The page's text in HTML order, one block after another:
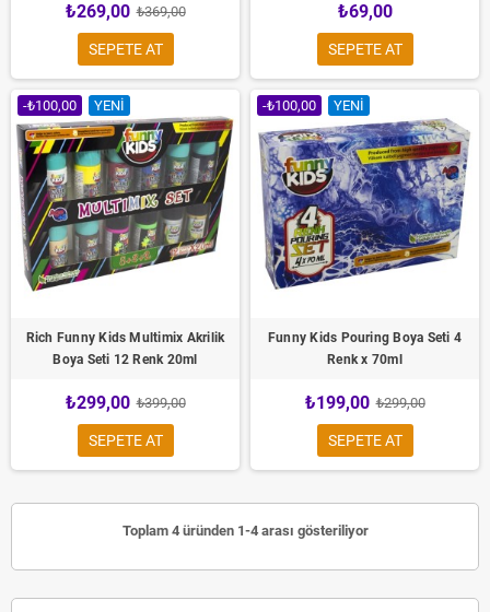
₺269,00 ₺369,00
SEPETE AT
₺69,00
SEPETE AT
-₺100,00 YENI
Rich Funny Kids Multimix Akrilik
Boya Seti 12 Renk 20ml
₺299,00 ₺399,00
SEPETE AT
-₺100,00 YENI
Funny Kids Pouring Boya Seti 4
Renk x 70ml
₺199,00 ₺299,00
SEPETE AT
Toplam 4 üründen 1-4 arası gösteriliyor